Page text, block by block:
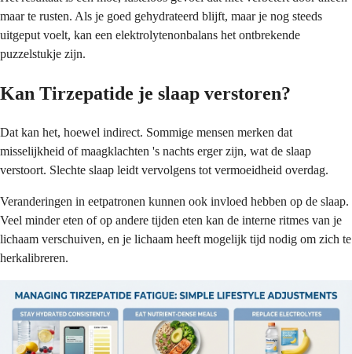
maar te rusten. Als je goed gehydrateerd blijft, maar je nog steeds
uitgeput voelt, kan een elektrolytenonbalans het ontbrekende
puzzelstukje zijn.
Kan Tirzepatide je slaap verstoren?
Dat kan het, hoewel indirect. Sommige mensen merken dat
misselijkheid of maagklachten 's nachts erger zijn, wat de slaap
verstoort. Slechte slaap leidt vervolgens tot vermoeidheid overdag.
Veranderingen in eetpatronen kunnen ook invloed hebben op de slaap.
Veel minder eten of op andere tijden eten kan de interne ritmes van je
lichaam verschuiven, en je lichaam heeft mogelijk tijd nodig om zich te
herkalibreren.